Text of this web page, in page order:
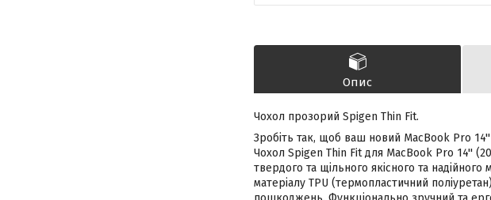
Опис
Чохол прозорий Spigen Thin Fit.
Зробіть так, щоб ваш новий MacBook Pro
Чохол Spigen Thin Fit для MacBook Pro 14''
твердого та щільного якісного та
матеріалу TPU (термопластичний